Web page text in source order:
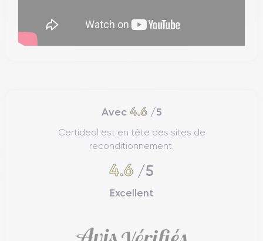
Avec 4.6/5
Certideal est en tête des sites de
reconditionnement.
4.6 /5
Excellent